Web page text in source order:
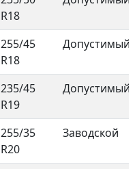
R18
255/45
R18
Допустимый
235/45
R19
Допустимый
255/35
R20
Заводской